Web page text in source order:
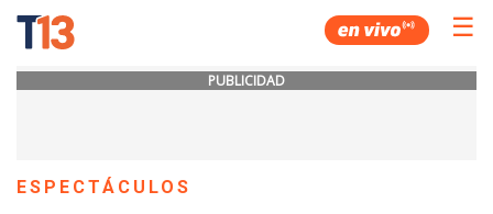
☰
PUBLICIDAD
ESPECTÁCULOS